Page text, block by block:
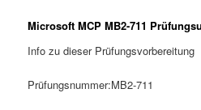
Microsoft MCP MB2-711
Info zu dieser Prüfungsvorbereitung
Prüfungsnummer:MB2-711